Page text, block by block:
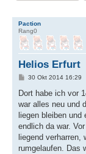
Paction
Rang0
Helios Erfurt
B
i
r
a
g
30 Okt 2014 16:29
Dort habe ich vor
war alles neu und
liegen bleiben
endlich da war.
liegend
rumgelaufen. Das